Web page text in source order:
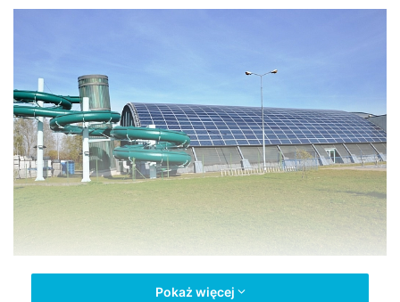
m
l
Fotowoltaika na krytym basenie (fot. Urząd Miasta w Jaśle)
Pokaż więcej